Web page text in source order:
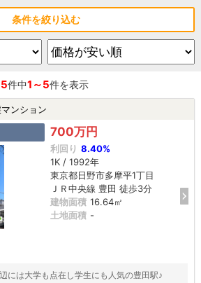
条件を絞り込む
5件中1～5件を表示
ンション
700万円
利回り 8.40%
1K / 1992年
東京都日野市多摩平1丁目
ＪＲ中央線 豊田 徒歩3分
建物面積 16.64㎡
土地面積 -
には大学も点在し学生にも人気の豊田駅♪